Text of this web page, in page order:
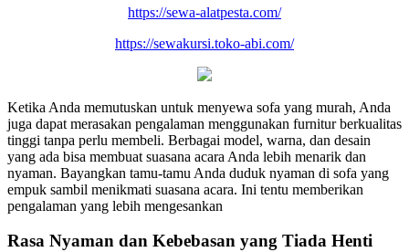
https://sewa-alatpesta.com/
https://sewakursi.toko-abi.com/
Ketika Anda memutuskan untuk menyewa sofa yang murah, Anda
juga dapat merasakan pengalaman menggunakan furnitur berkualitas
tinggi tanpa perlu membeli. Berbagai model, warna, dan desain
yang ada bisa membuat suasana acara Anda lebih menarik dan
nyaman. Bayangkan tamu-tamu Anda duduk nyaman di sofa yang
empuk sambil menikmati suasana acara. Ini tentu memberikan
pengalaman yang lebih mengesankan
Rasa Nyaman dan Kebebasan yang Tiada Henti